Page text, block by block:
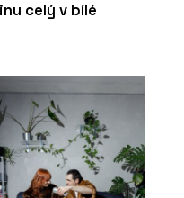
celý v bílé